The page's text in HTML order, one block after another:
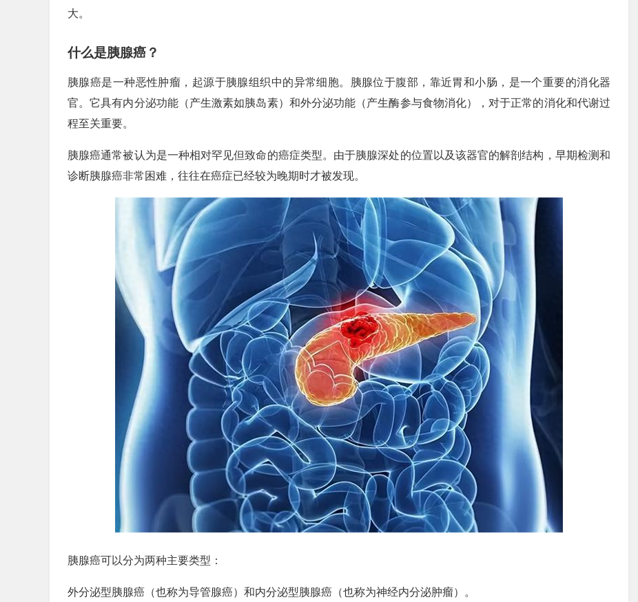
大。
什么是胰腺癌？
胰腺癌是一种恶性肿瘤，起源于胰腺组织中的异常细胞。胰腺位于腹部，靠近胃和小肠，是一个重要的消化器
官。它具有内分泌功能（产生激素如胰岛素）和外分泌功能（产生酶参与食物消化），对于正常的消化和代谢过
程至关重要。
胰腺癌通常被认为是一种相对罕见但致命的癌症类型。由于胰腺深处的位置以及该器官的解剖结构，早期检测和
诊断胰腺癌非常困难，往往在癌症已经较为晚期时才被发现。
胰腺癌可以分为两种主要类型：
外分泌型胰腺癌（也称为导管腺癌）和内分泌型胰腺癌（也称为神经内分泌肿瘤）。